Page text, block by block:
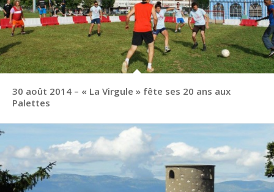
30 août 2014 – « La Virgule » fête ses 20 ans aux
Palettes